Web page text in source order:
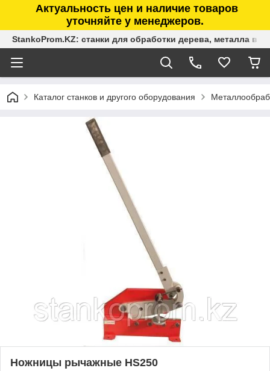
Актуальность цен и наличие товаров
уточняйте у менеджеров.
StankoProm.KZ: станки для обработки дерева, металла в
Каталог станков и другого оборудования
Ножницы рычажные HS250